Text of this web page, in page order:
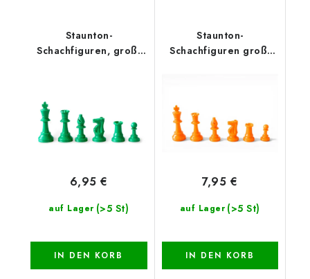
Staunton-
Schachfiguren, groß,
auf Lager (>5 St)
6,95 €
IN DEN KORB
Staunton-
Schachfiguren groß,
auf Lager (>5 St)
7,95 €
IN DEN KORB